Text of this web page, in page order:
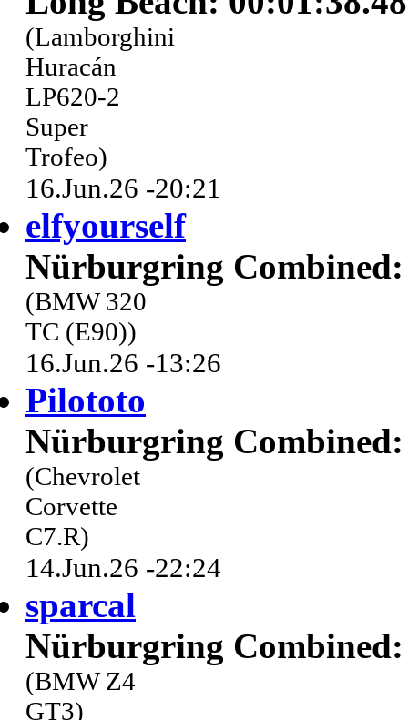
(Lamborghini
Huracán
LP620-2
Super
Trofeo)
16.Jun.26 -20:21
elfyourself
Nürburgring Combined:
(BMW 320
TC (E90))
16.Jun.26 -13:26
Pilototo
Nürburgring Combined:
(Chevrolet
Corvette
C7.R)
14.Jun.26 -22:24
sparcal
Nürburgring Combined:
(BMW Z4
GT3)